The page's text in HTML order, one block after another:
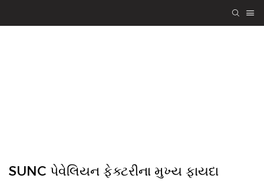
SUNC પેવેલિયન ફેક્ટરીના મુખ્ય ફાયદા